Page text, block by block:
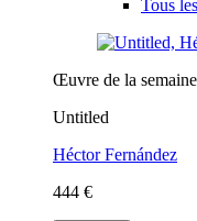
Tous
Œuvre de la semaine
Untitled
Héctor Fernández
444 €